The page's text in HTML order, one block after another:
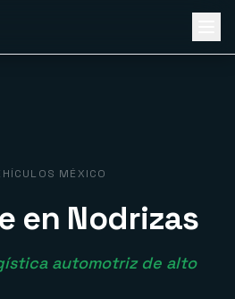
MÉXICO
en Nodrizas
automotriz de alto